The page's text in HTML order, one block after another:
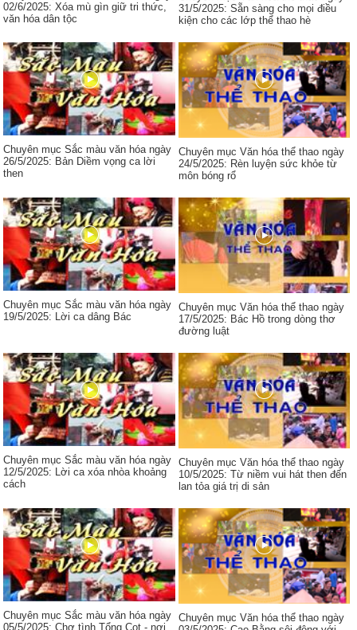
02/6/2025: Xóa mù gìn giữ tri thức,
văn hóa dân tộc
31/5/2025: Sẵn sàng cho mọi điều
kiện cho các lớp thể thao hè
Chuyên mục Sắc màu văn hóa ngày
26/5/2025: Bản Diềm vọng ca lời
then
Chuyên mục Văn hóa thể thao ngày
24/5/2025: Rèn luyện sức khỏe từ
môn bóng rổ
Chuyên mục Sắc màu văn hóa ngày
19/5/2025: Lời ca dâng Bác
Chuyên mục Văn hóa thể thao ngày
17/5/2025: Bác Hồ trong dòng thơ
đường luật
Chuyên mục Sắc màu văn hóa ngày
12/5/2025: Lời ca xóa nhòa khoảng
cách
Chuyên mục Văn hóa thể thao ngày
10/5/2025: Từ niềm vui hát then đến
lan tỏa giá trị di sản
Chuyên mục Sắc màu văn hóa ngày
05/5/2025: Chợ tình Tổng Cọt - nơi
Chuyên mục Văn hóa thể thao ngày